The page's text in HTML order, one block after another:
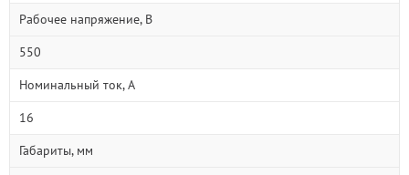
Рабочее напряжение, В
550
Номинальный ток, А
16
Габариты, мм